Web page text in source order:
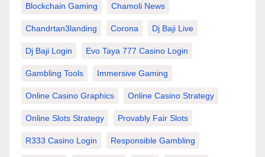
Blockchain Gaming Chamoli News
Chandrtan3landing Corona Dj Baji Live
Dj Baji Login Evo Taya 777 Casino Login
Gambling Tools Immersive Gaming
Online Casino Graphics Online Casino Strategy
Online Slots Strategy Provably Fair Slots
R333 Casino Login Responsible Gambling